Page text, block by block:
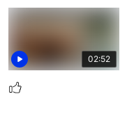
02:52